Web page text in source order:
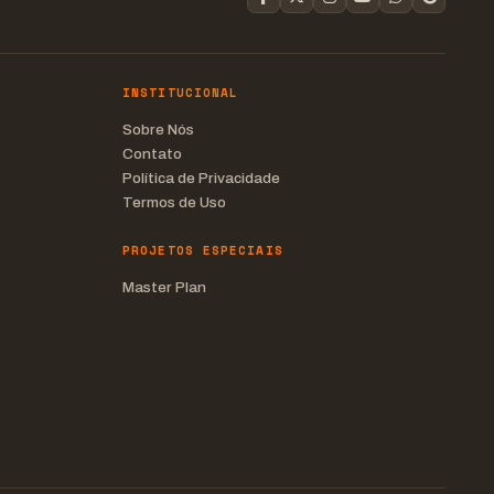
INSTITUCIONAL
Sobre Nós
Contato
Política de Privacidade
Termos de Uso
PROJETOS ESPECIAIS
Master Plan